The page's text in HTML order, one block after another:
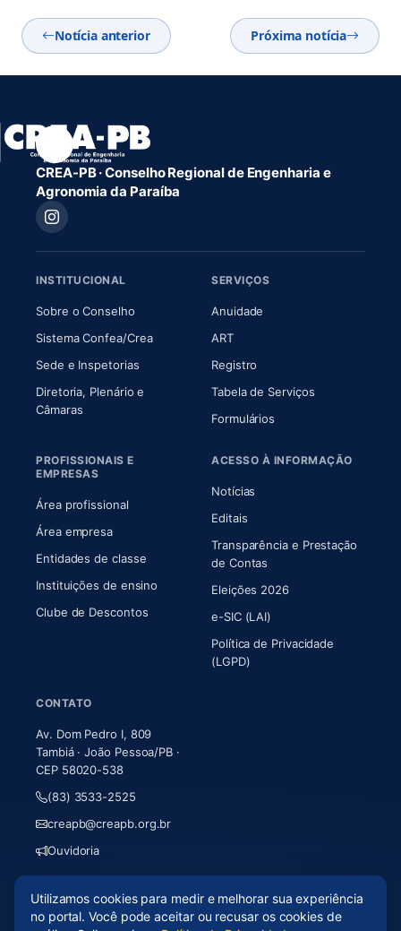
Notícia anterior Próxima notícia
CREA-PB · Conselho Regional de Engenharia e
Agronomia da Paraíba
INSTITUCIONAL
Sobre o Conselho(abre em nova aba)
Sistema Confea/Crea(abre em nova aba)
Sede e Inspetorias
Diretoria, Plenário e
Câmaras(abre em nova aba)
SERVIÇOS
Anuidade
ART(abre em nova aba)
Registro
Tabela de Serviços
Formulários
PROFISSIONAIS E
EMPRESAS
Área profissional
Área empresa
Entidades de classe
Instituições de ensino
Clube de Descontos
ACESSO À INFORMAÇÃO
Notícias
Editais
Transparência e Prestação
de Contas
Eleições 2026
e-SIC (LAI)
Política de Privacidade
(LGPD)
CONTATO
Av. Dom Pedro I, 809
Tambiá · João Pessoa/PB ·
CEP 58020-538
(83) 3533-2525
creapb@creapb.org.br
Ouvidoria
© 2026 CREA-PB · Todos os direitos reservados
Acessibilidade
Mapa do site· LGPD
Utilizamos cookies para medir e melhorar sua experiência
no portal. Você pode aceitar ou recusar os cookies de